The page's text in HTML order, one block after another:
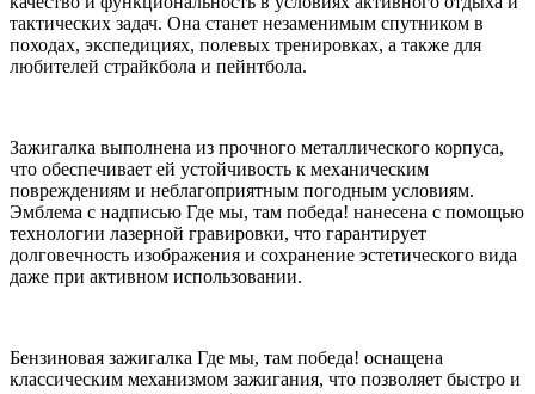
тактических задач. Она станет незаменимым спутником в
походах, экспедициях, полевых тренировках, а также для
любителей страйкбола и пейнтбола.
Зажигалка выполнена из прочного металлического корпуса,
что обеспечивает ей устойчивость к механическим
повреждениям и неблагоприятным погодным условиям.
Эмблема с надписью Где мы, там победа! нанесена с помощью
технологии лазерной гравировки, что гарантирует
долговечность изображения и сохранение эстетического вида
даже при активном использовании.
Бензиновая зажигалка Где мы, там победа! оснащена
классическим механизмом зажигания, что позволяет быстро и